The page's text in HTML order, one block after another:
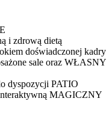
i zdrową dietą
doświadczonej kadry
sale oraz WŁASNY
dyspozycji PATIO
interaktywną MAGICZNY